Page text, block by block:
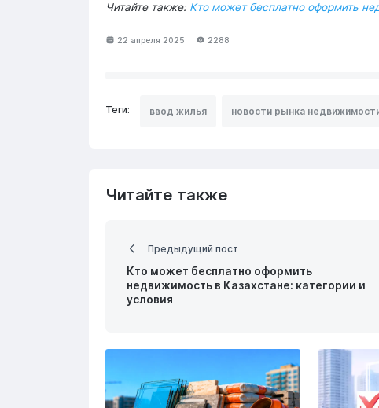
Читайте также: Кто может бесплатно оформить
22 апреля 2025 2288
Теги: ввод жилья новости рынка
Читайте также
Предыдущий пост
Кто может бесплатно оформить
недвижимость в Казахстане: категории и
условия